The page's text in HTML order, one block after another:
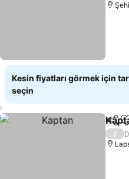
Kesin fiyatları görmek için
seçin
/